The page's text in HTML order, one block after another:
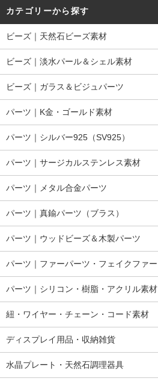
カテゴリーから探す
ビーズ｜天然石ビーズ素材
ビーズ｜淡水パール＆シェル素材
ビーズ｜ガラス＆ビジュパーツ
パーツ｜K金・ゴールド素材
パーツ｜シルバー925（SV925）
パーツ｜サージカルステンレス素材
パーツ｜メタル合金パーツ
パーツ｜真鍮パーツ（ブラス）
パーツ｜ウッドビーズ＆木製パーツ
パーツ｜ファーパーツ・フェイクファー
パーツ｜シリコン・樹脂・アクリル素材
紐・ワイヤー・チェーン・コード素材
ディスプレイ用品・収納雑貨
水晶プレート・天然石調理器具